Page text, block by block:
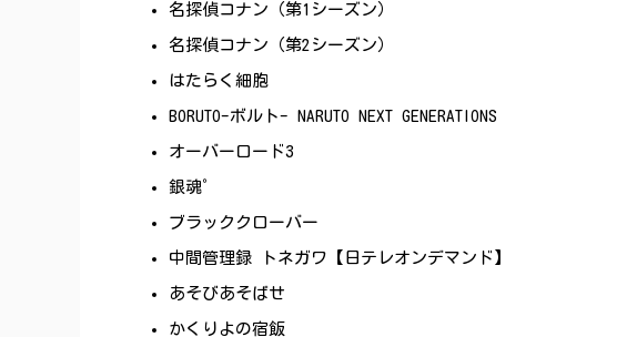
名探偵コナン（第1シーズン）
名探偵コナン（第2シーズン）
はたらく細胞
BORUTO-ボルト- NARUTO NEXT GENERATIONS
オーバーロード3
銀魂゜
ブラッククローバー
中間管理録 トネガワ【日テレオンデマンド】
あそびあそばせ
かくりよの宿飯